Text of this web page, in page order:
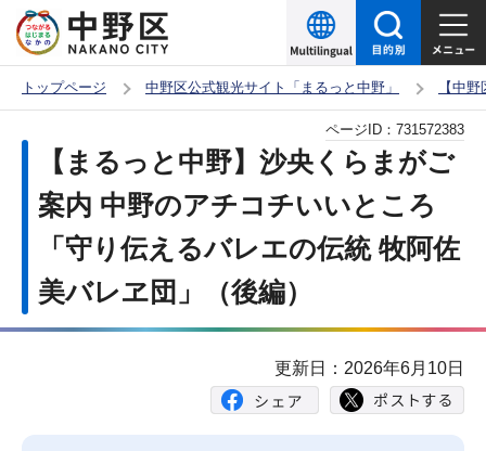
の
ー
トップページ 中野区公式観光サイト「まるっと中野」 【中
【まるっと中野】沙央くらまがご
案内 中野のアチコチいいところ
「守り伝えるバレエの伝統 牧阿佐
美バレヱ団」（後編）
ページID： 731572383
更新日：2026年6月10日